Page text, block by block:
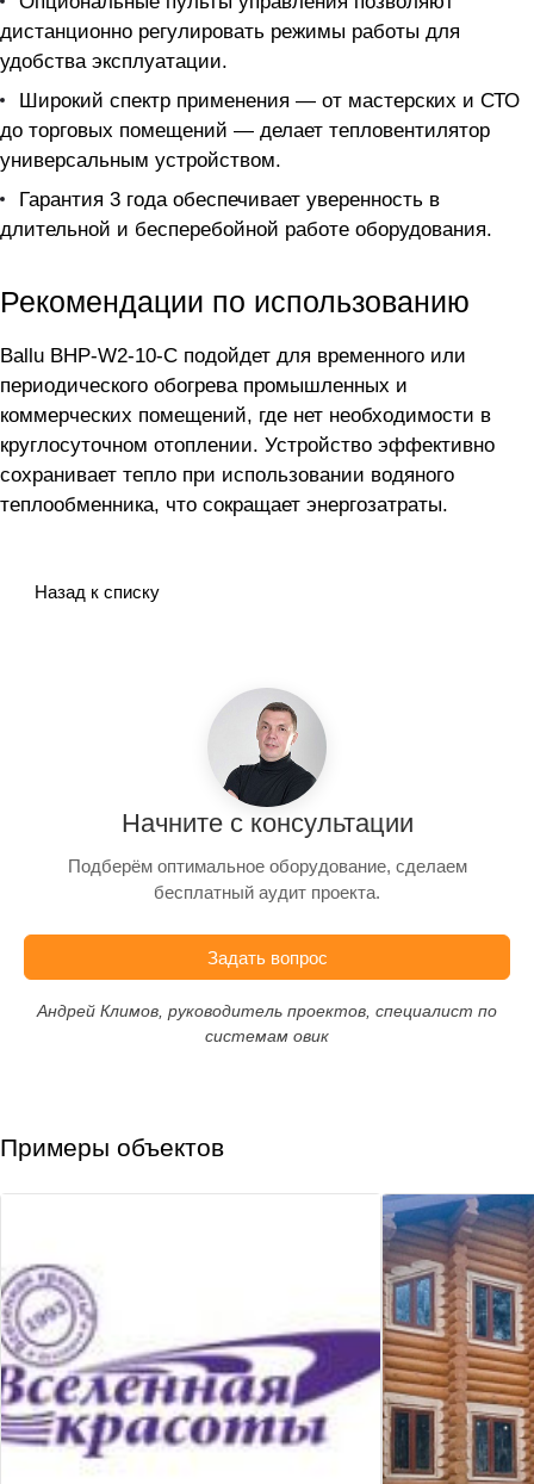
дистанционно регулировать режимы работы для
удобства эксплуатации.
Широкий спектр применения — от мастерских и СТО
до торговых помещений — делает тепловентилятор
универсальным устройством.
Гарантия 3 года обеспечивает уверенность в
длительной и бесперебойной работе оборудования.
Рекомендации по использованию
Ballu BHP-W2-10-С подойдет для временного или
периодического обогрева промышленных и
коммерческих помещений, где нет необходимости в
круглосуточном отоплении. Устройство эффективно
сохранивает тепло при использовании водяного
теплообменника, что сокращает энергозатраты.
Назад к списку
Начните с консультации
Подберём оптимальное оборудование, сделаем
бесплатный аудит проекта.
Задать вопрос
Андрей Климов, руководитель проектов, специалист по
системам овик
Примеры объектов